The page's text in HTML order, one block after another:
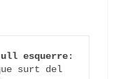
ull esquerre:
surt del